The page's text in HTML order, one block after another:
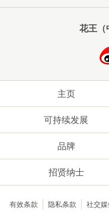
花王（
主页
可持续发展
品牌
招贤纳士
有效条款 隐私条款 社交